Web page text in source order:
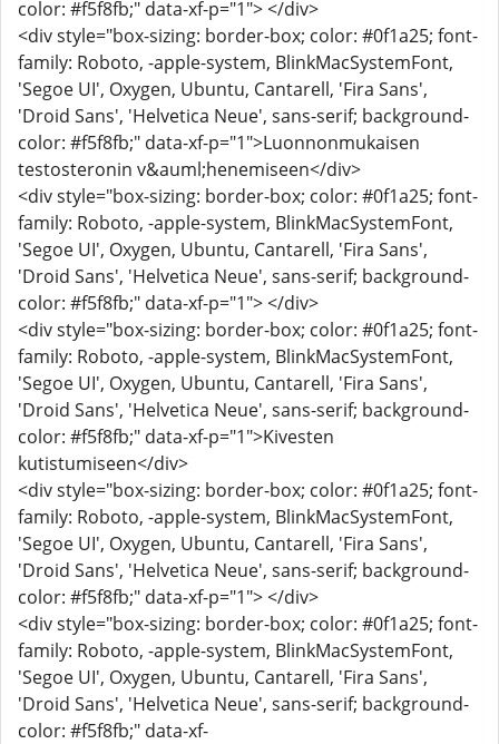
color: #f5f8fb;" data-xf-p="1"> </div>
<div style="box-sizing: border-box; color: #0f1a25; font-
family: Roboto, -apple-system, BlinkMacSystemFont,
'Segoe UI', Oxygen, Ubuntu, Cantarell, 'Fira Sans',
'Droid Sans', 'Helvetica Neue', sans-serif; background-
color: #f5f8fb;" data-xf-p="1">Luonnonmukaisen
testosteronin v&auml;henemiseen</div>
<div style="box-sizing: border-box; color: #0f1a25; font-
family: Roboto, -apple-system, BlinkMacSystemFont,
'Segoe UI', Oxygen, Ubuntu, Cantarell, 'Fira Sans',
'Droid Sans', 'Helvetica Neue', sans-serif; background-
color: #f5f8fb;" data-xf-p="1"> </div>
<div style="box-sizing: border-box; color: #0f1a25; font-
family: Roboto, -apple-system, BlinkMacSystemFont,
'Segoe UI', Oxygen, Ubuntu, Cantarell, 'Fira Sans',
'Droid Sans', 'Helvetica Neue', sans-serif; background-
color: #f5f8fb;" data-xf-p="1">Kivesten
kutistumiseen</div>
<div style="box-sizing: border-box; color: #0f1a25; font-
family: Roboto, -apple-system, BlinkMacSystemFont,
'Segoe UI', Oxygen, Ubuntu, Cantarell, 'Fira Sans',
'Droid Sans', 'Helvetica Neue', sans-serif; background-
color: #f5f8fb;" data-xf-p="1"> </div>
<div style="box-sizing: border-box; color: #0f1a25; font-
family: Roboto, -apple-system, BlinkMacSystemFont,
'Segoe UI', Oxygen, Ubuntu, Cantarell, 'Fira Sans',
'Droid Sans', 'Helvetica Neue', sans-serif; background-
color: #f5f8fb;" data-xf-